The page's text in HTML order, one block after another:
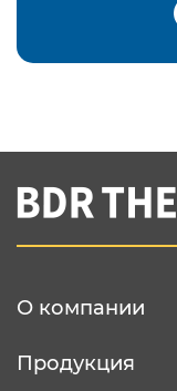
Подтвердить
Вы
О компании
Продукция